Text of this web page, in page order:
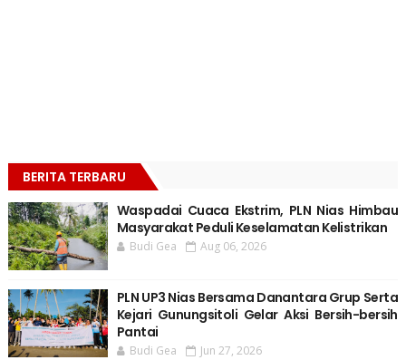
BERITA TERBARU
Waspadai Cuaca Ekstrim, PLN Nias Himbau
Masyarakat Peduli Keselamatan Kelistrikan
Budi Gea Aug 06, 2026
PLN UP3 Nias Bersama Danantara Grup Serta
Kejari Gunungsitoli Gelar Aksi Bersih-bersih
Pantai
Budi Gea Jun 27, 2026